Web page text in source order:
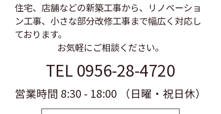
住宅、店舗などの新築工事から、リノベーショ
ン工事、 小さな部分改修工事まで幅広く対応し
ております。
お気軽にご相談ください。
TEL 0956-28-4720
営業時間 8:30 - 18:00 （日曜・祝日休）